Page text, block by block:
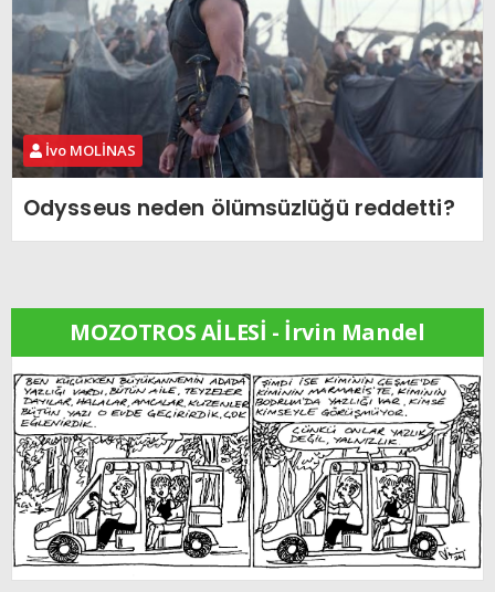
İvo MOLİNAS
Odysseus neden ölümsüzlüğü reddetti?
MOZOTROS AİLESİ - İrvin Mandel